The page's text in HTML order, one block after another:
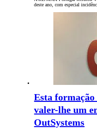
deste ano, com especial
Esta formação
valer-lhe um
OutSystems